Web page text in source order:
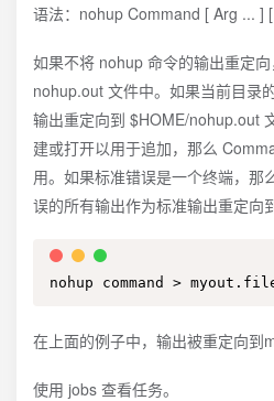
语法：nohup Command [ Arg ...
如果不将 nohup 命令的输出重定
nohup.out 文件中。如果当前目录
输出重定向到 $HOME/nohup.out
建或打开以用于追加，那么
用。如果标准错误是一个终端，那
误的所有输出作为标准输出重定向
nohup command >
在上面的例子中，输出被重定向到
使用 jobs 查看任务。